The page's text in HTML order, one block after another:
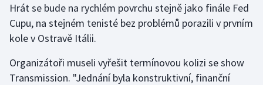
Vodní slalom
Volejbal
Ostatní
Hrát se bude na rychlém povrchu stejně jako finále Fed
Cupu, na stejném tenisté bez problémů porazili v prvním
kole v Ostravě Itálii.
Organizátoři museli vyřešit termínovou kolizi se show
Transmission. "Jednání byla konstruktivní, finanční